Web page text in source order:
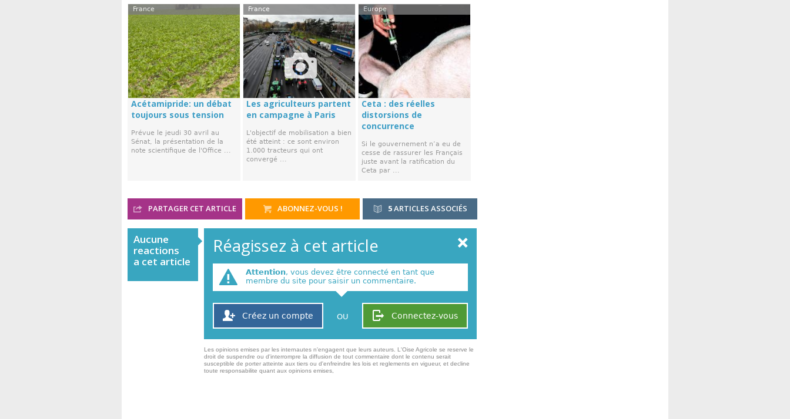
France
Acétamipride: un débat
toujours sous tension
Prévue le jeudi 30 avril au
Sénat, la présentation de la
note scientifique de l'Office ...
France
Les agriculteurs partent
en campagne à Paris
L'objectif de mobilisation a bien
été atteint : ce sont environ
1.000 tracteurs qui ont
convergé ...
Europe
Ceta : des réelles
distorsions de
concurrence
Si le gouvernement n’a eu de
cesse de rassurer les Français
juste avant la ratification du
Ceta par ...
5ARTICLES ASSOCIÉS
PARTAGER CET ARTICLE ABONNEZ-VOUS !
Aucune
reactions
a cet article
Réagissez à cet article
Attention, vous devez être connecté en tant que
membre du site pour saisir un commentaire.
Connectez-vous
Créez un compte OU
Les opinions emises par les internautes n'engagent que leurs auteurs. L'Oise Agricole se reserve le
droit de suspendre ou d'interrompre la diffusion de tout commentaire dont le contenu serait
susceptible de porter atteinte aux tiers ou d'enfreindre les lois et reglements en vigueur, et decline
toute responsabilite quant aux opinions emises,